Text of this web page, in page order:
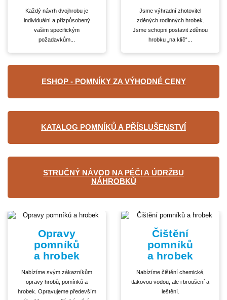
Každý návrh dvojhrobu je
individuální a přizpůsobený
vašim specifickým
požadavkům...
Jsme výhradní zhotovitel
zděných rodinných hrobek.
Jsme schopni postavit zděnou
hrobku „na klíč“...
ESHOP - POMNÍKY ZA VÝHODNÉ CENY
KATALOG POMNÍKŮ A PŘÍSLUŠENSTVÍ
STRUČNÝ NÁVOD NA PÉČI A ÚDRŽBU
NÁHROBKŮ
Opravy
pomníků
a hrobek
Nabízíme svým zákazníkům
opravy hrobů, pomínků a
hrobek. Opravujeme především
Čištění
pomníků
a hrobek
Nabízíme čištění chemické,
tlakovou vodou, ale i broušení a
leštění.